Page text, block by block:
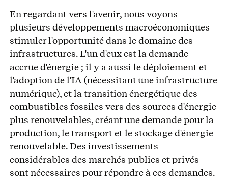
En regardant vers l'avenir, nous voyons
plusieurs développements macroéconomiques
stimuler l'opportunité dans le domaine des
infrastructures. L'un d'eux est la demande
accrue d'énergie ; il y a aussi le déploiement et
l'adoption de l'IA (nécessitant une infrastructure
numérique), et la transition énergétique des
combustibles fossiles vers des sources d'énergie
plus renouvelables, créant une demande pour la
production, le transport et le stockage d'énergie
renouvelable. Des investissements
considérables des marchés publics et privés
sont nécessaires pour répondre à ces demandes.